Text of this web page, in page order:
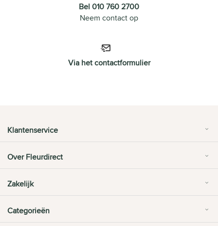
Bel 010 760 2700
Neem contact op
Via het contactformulier
Klantenservice
Over Fleurdirect
Zakelijk
Categorieën